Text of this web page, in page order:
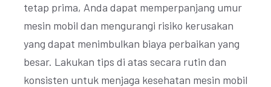
tetap prima, Anda dapat memperpanjang umur
mesin mobil dan mengurangi risiko kerusakan
yang dapat menimbulkan biaya perbaikan yang
besar. Lakukan tips di atas secara rutin dan
konsisten untuk menjaga kesehatan mesin mobil